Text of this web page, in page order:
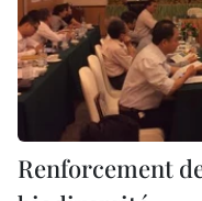
Renforcement